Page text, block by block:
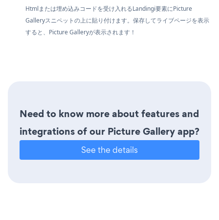
Htmlまたは埋め込みコードを受け入れるLandingi要素にPicture
Galleryスニペットの上に貼り付けます。保存してライブページを表示
すると、Picture Galleryが表示されます！
Need to know more about features and
integrations of our Picture Gallery app?
See the details